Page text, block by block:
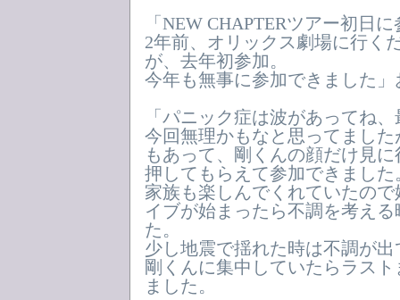
「NEW CHAPTERツアー初日
2年前、オリックス劇場に行く
が、去年初参加。
今年も無事に参加できました
「パニック症は波があってね
今回無理かもなと思ってまし
もあって、剛くんの顔だけ見
押してもらえて参加できました
家族も楽しんでくれていたの
イブが始まったら不調を考え
た。
少し地震で揺れた時は不調が
剛くんに集中していたらラス
ました。